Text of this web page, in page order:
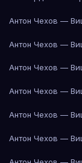
Антон Чехов —
Антон Чехов —
Антон Чехов —
Антон Чехов —
Антон Чехов —
Антон Чехов —